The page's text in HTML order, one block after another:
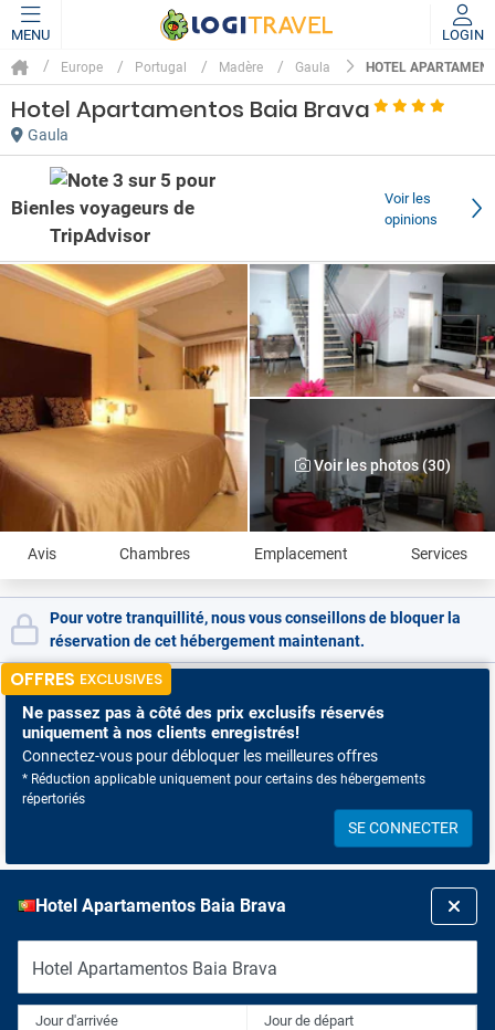
MENU LOGIN
Europe Portugal Madère Gaula HOTEL
Hotel Apartamentos Baia Brava
Gaula
Bien
Voir les
opinions
Voir les photos (30)
Avis Chambres Emplacement Services
Pour votre tranquillité, nous vous conseillons de bloquer la
réservation de cet hébergement maintenant.
OFFRES EXCLUSIVES
Ne passez pas à côté des prix exclusifs réservés
uniquement à nos clients enregistrés!
Connectez-vous pour débloquer les meilleures offres
* Réduction applicable uniquement pour certains des hébergements
répertoriés
SE CONNECTER
Hotel Apartamentos Baia Brava
Hotel Apartamentos Baia Brava
Jour d'arrivée Jour de départ